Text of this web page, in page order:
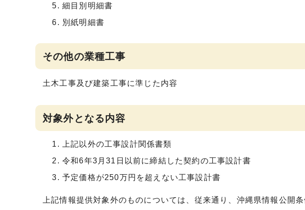
細目別明細書
別紙明細書
その他の業種工事
土木工事及び建築工事に準じた内容
対象外となる内容
上記以外の工事設計関係書類
令和6年3月31日以前に締結した契約の工事設計書
予定価格が250万円を超えない工事設計書
上記情報提供対象外のものについては、従来通り、沖縄県情報公開